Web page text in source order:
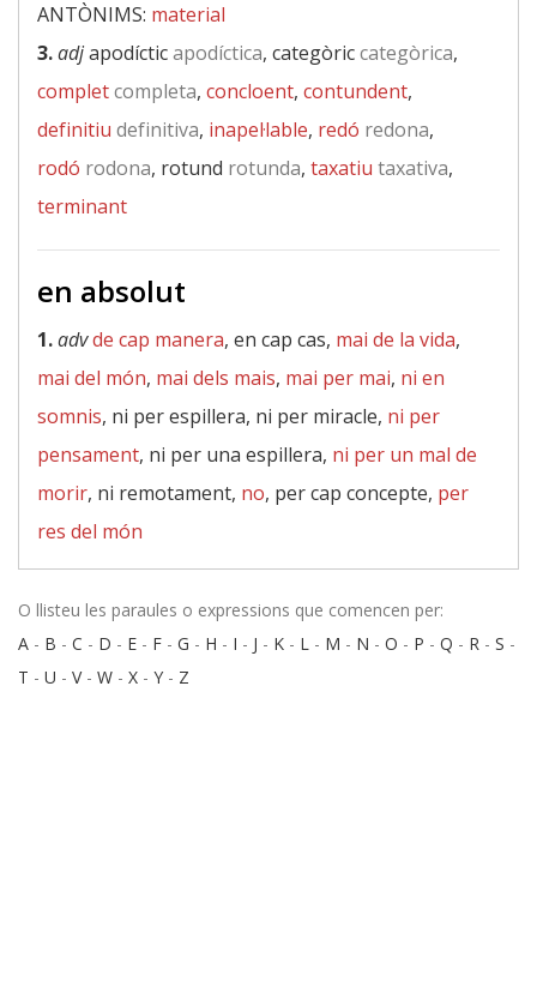
ANTÒNIMS: material
3.adjapodícticapodíctica, categòriccategòrica,
completcompleta, concloent, contundent,
definitiu definitiva, inapel·lable, redó redona,
rodó rodona, rotund rotunda, taxatiu taxativa,
terminant
en absolut
1.advde cap manera, en cap cas, mai de la vida,
mai del món, mai dels mais, mai per mai, ni en
somnis, ni per espillera, ni per miracle, ni per
pensament, ni per una espillera, ni per un mal de
morir, ni remotament, no, per cap concepte, per
res del món
O llisteu les paraules o expressions que comencen per:
A - B - C - D - E - F - G - H - I - J - K - L - M - N - O - P - Q - R - S -
T - U - V- W - X - Y - Z